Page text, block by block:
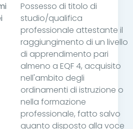
Possesso di titolo di
studio/qualifica
professionale attestante il
raggiungimento di un livello
di apprendimento pari
almeno a EQF 4, acquisito
nell'ambito degli
ordinamenti di istruzione o
nella formazione
professionale, fatto salvo
quanto disposto alla voce